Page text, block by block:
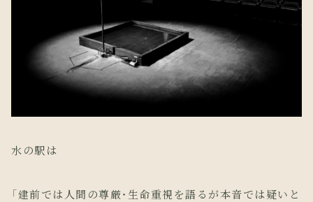
水の駅は
「建前では人間の尊厳・生命重視を語るが本音では疑いと